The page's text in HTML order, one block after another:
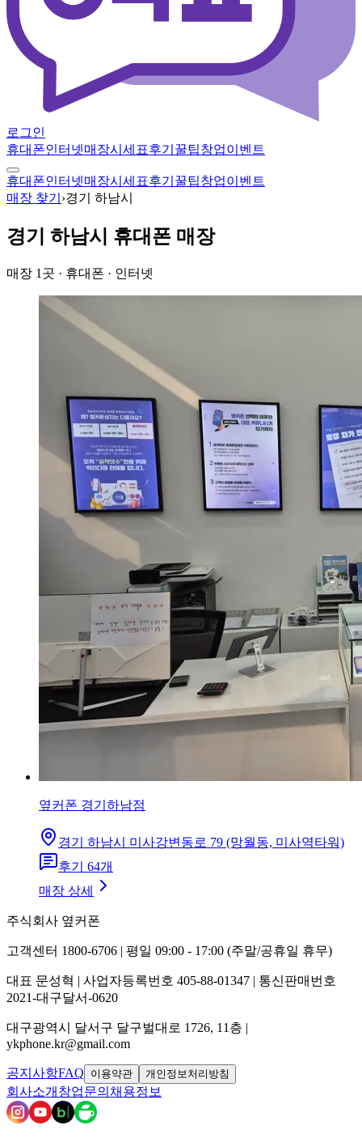
로그인
휴대폰인터넷매장시세표후기 꿀팁창업이벤트
휴대폰인터넷매장시세표후기 꿀팁창업이벤트
매장 찾기 ›경기 하남시
경기 하남시 휴대폰 매장
매장 1 곳 · 휴대폰 · 인터넷
옆커폰 경기하남점
경기 하남시 미사강변동로 79 (망월동, 미사역타워)
후기 64개
매장 상세
주식회사 옆커폰
고객센터 1800-6706 | 평일 09:00 - 17:00 (주말/공휴일 휴무)
대표 문성혁 | 사업자등록번호 405-88-01347 | 통신판매번호
2021-대구달서-0620
대구광역시 달서구 달구벌대로 1726, 11층 |
ykphone.kr@gmail.com
공지사항FAQ 이용약관 개인정보처리방침
회사소개 창업문의 채용정보